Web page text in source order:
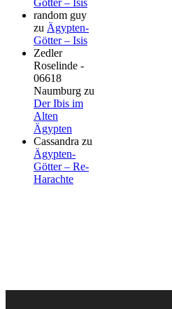
Götter – Isis
random guy
zu Ägypten-
Götter – Isis
Zedler
Roselinde -
06618
Naumburg zu
Der Ibis im
Alten
Ägypten
Cassandra zu
Ägypten-
Götter – Re-
Harachte